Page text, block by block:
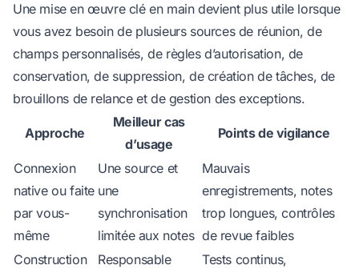
Une mise en œuvre clé en main devient plus utile lorsque
vous avez besoin de plusieurs sources de réunion, de
champs personnalisés, de règles d’autorisation, de
conservation, de suppression, de création de tâches, de
brouillons de relance et de gestion des exceptions.
Approche
Meilleur cas
d’usage
Points de vigilance
Connexion
native ou faite
par vous-
même
Une source et
une
synchronisation
limitée aux notes
Mauvais
enregistrements, notes
trop longues, contrôles
de revue faibles
Construction
Responsable
Tests continus,